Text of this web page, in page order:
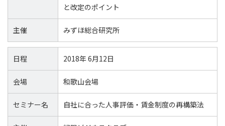
と改定のポイント
主催 みずほ総合研究所
日程 2018年 6月12日
会場 和歌山会場
セミナー名 自社に合った人事評価・賃金制度の再構築法